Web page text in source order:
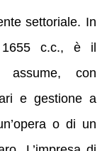
settoriale. In
1655 c.c., è il
con
e gestione a
o di un